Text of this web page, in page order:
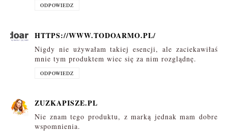
ODPOWIEDZ
HTTPS://WWW.TODOARMO.PL/
Nigdy nie używałam takiej esencji, ale zaciekawiłaś
mnie tym produktem wiec się za nim rozglądnę.
ODPOWIEDZ
ZUZKAPISZE.PL
Nie znam tego produktu, z marką jednak mam dobre
wspomnienia.